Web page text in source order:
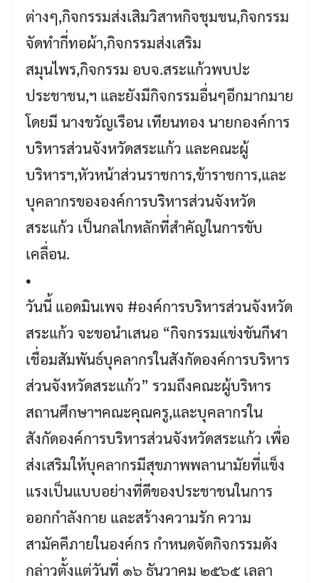
ต่างๆ,กิจกรรมส่งเสิมวิสาหกิจชุมชน,กิจกรรม
จัดทำกี่ทอผ้า,กิจกรรมส่งเสริม
สมุนไพร,กิจกรรม อบจ.สระแก้วพบปะ
ประชาชน,ฯ และยังมีกิจกรรมอื่นๆอีกมากมาย
โดยมี นางขวัญเรือน เทียนทอง นายกองค์การ
บริหารส่วนจังหวัดสระแก้ว และคณะผู้
บริหารฯ,หัวหน้าส่วนราชการ,ข้าราชการ,และ
บุคลากรขององค์การบริหารส่วนจังหวัด
สระแก้ว เป็นกลไกหลักที่สำคัญในการขับ
เคลื่อน.
•
วันนี้ แอดมินเพจ #องค์การบริหารส่วนจังหวัด
สระแก้ว จะขอนำเสนอ “กิจกรรมแข่งขันกีฬา
เชื่อมสัมพันธ์บุคลากรในสังกัดองค์การบริหาร
ส่วนจังหวัดสระแก้ว” รวมถึงคณะผู้บริหาร
สถานศึกษาฯคณะคุณครู,และบุคลากรใน
สังกัดองค์การบริหารส่วนจังหวัดสระแก้ว เพื่อ
ส่งเสริมให้บุคลากรมีสุขภาพพลานามัยที่แข็ง
แรงเป็นแบบอย่างที่ดีของประชาชนในการ
ออกกำลังกาย และสร้างความรัก ความ
สามัคคีภายในองค์กร กำหนดจัดกิจกรรมดัง
กล่าวตั้งแต่วันที่ ๑๖ ธันวาคม ๒๕๖๕ เลลา